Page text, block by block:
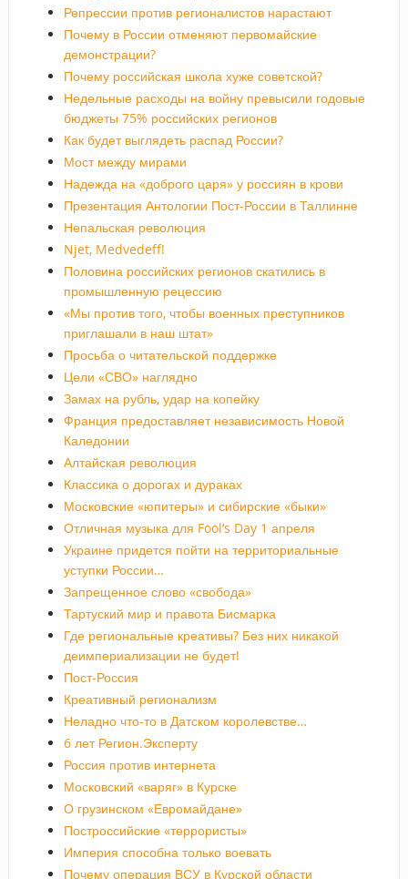
Репрессии против регионалистов нарастают
Почему в России отменяют первомайские
демонстрации?
Почему российская школа хуже советской?
Недельные расходы на войну превысили годовые
бюджеты 75% российских регионов
Как будет выглядеть распад России?
Мост между мирами
Надежда на «доброго царя» у россиян в крови
Презентация Антологии Пост-России в Таллинне
Непальская революция
Njet, Medvedeff!
Половина российских регионов скатились в
промышленную рецессию
«Мы против того, чтобы военных преступников
приглашали в наш штат»
Просьба о читательской поддержке
Цели «СВО» наглядно
Замах на рубль, удар на копейку
Франция предоставляет независимость Новой
Каледонии
Алтайская революция
Классика о дорогах и дураках
Московские «юпитеры» и сибирские «быки»
Отличная музыка для Fool’s Day 1 апреля
Украине придется пойти на территориальные
уступки России…
Запрещенное слово «свобода»
Тартуский мир и правота Бисмарка
Где региональные креативы? Без них никакой
деимпериализации не будет!
Пост-Россия
Креативный регионализм
Неладно что-то в Датском королевстве…
6 лет Регион.Эксперту
Россия против интернета
Московский «варяг» в Курске
О грузинском «Евромайдане»
Построссийские «террористы»
Империя способна только воевать
Почему операция ВСУ в Курской области